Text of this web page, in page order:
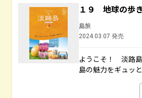
１９ 地球の歩
島旅
2024.03.07 発売
ようこそ！ 淡路島
島の魅力をギュッ